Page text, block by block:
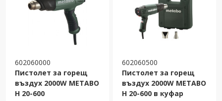
602060000
Пистолет за горещ
въздух 2000W METABO
H 20-600
602060500
Пистолет за горещ
въздух 2000W METABO
H 20-600 в куфар